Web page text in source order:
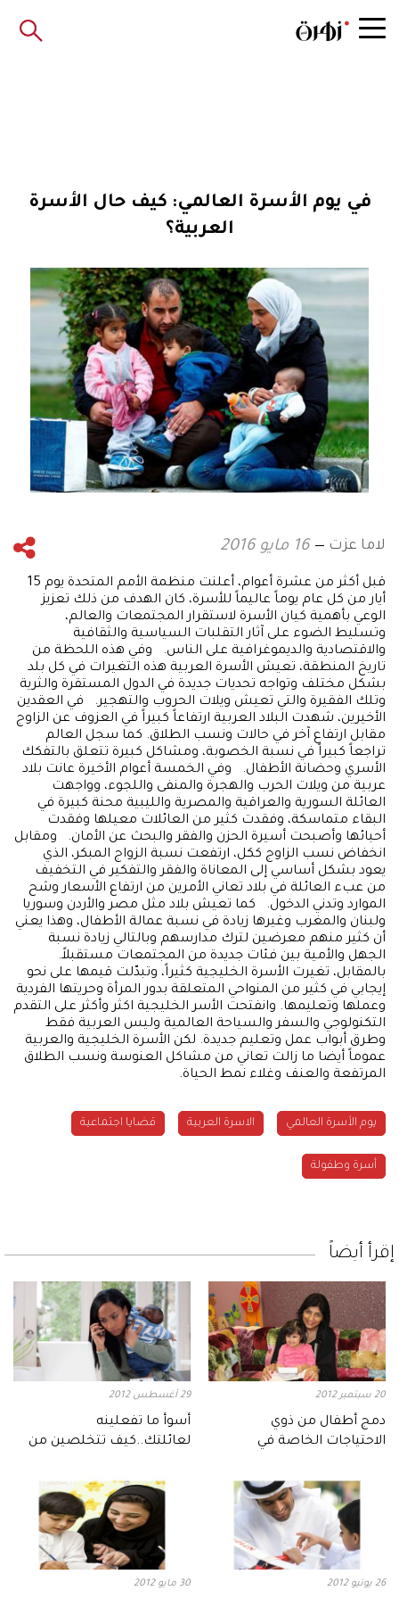
في يوم الأسرة العالمي: كيف حال الأسرة
العربية؟
لاما عزت 16 مايو 2016
قبل أكثر من عشرة أعوام، أعلنت منظمة الأمم المتحدة يوم 15
أيار من كل عام يوماً عاليماً للأسرة، كان الهدف من ذلك تعزيز
الوعي بأهمية كيان الأسرة لاستقرار المجتمعات والعالم،
وتسليط الضوء على آثار التقلبات السياسية والثقافية
والاقتصادية والديموغرافية على الناس. وفي هذه اللحظة من
تاريخ المنطقة، تعيش الأسرة العربية هذه التغيرات في كل بلد
بشكل مختلف وتواجه تحديات جديدة في الدول المستقرة والثرية
وتلك الفقيرة والتي تعيش ويلات الحروب والتهجير. في العقدين
الأخيرين، شهدت البلاد العربية ارتفاعاً كبيراً في العزوف عن الزاوج
مقابل ارتفاع آخر في حالات ونسب الطلاق. كما سجل العالم
تراجعاً كبيراً في نسبة الخصوبة، ومشاكل كبيرة تتعلق بالتفكك
الأسري وحضانة الأطفال. وفي الخمسة أعوام الأخيرة عانت بلاد
عربية من ويلات الحرب والهجرة والمنفى واللجوء، وواجهت
العائلة السورية والعراقية والمصرية والليبية محنة كبيرة في
البقاء متماسكة، وفقدت كثير من العائلات معيلها وفقدت
أحبائها وأصبحت أسيرة الحزن والفقر والبحث عن الأمان. ومقابل
انخفاض نسب الزاوج ككل، ارتفعت نسبة الزواج المبكر، الذي
يعود بشكل أساسي إلى المعاناة والفقر والتفكير في التخفيف
من عبء العائلة في بلاد تعاني الأمرين من ارتفاع الأسعار وشح
الموارد وتدني الدخول. كما تعيش بلاد مثل مصر والأردن وسوريا
ولبنان والمغرب وغيرها زيادة في نسبة عمالة الأطفال، وهذا يعني
أن كثير منهم معرضين لترك مدارسهم وبالتالي زيادة نسبة
الجهل والأمية بين فئات جديدة من المجتمعات مستقبلاً.
بالمقابل، تغيرت الأسرة الخليجية كثيراً، وتبدّلت قيمها على نحو
إيجابي في كثير من المنواحي المتعلقة بدور المرأة وحريتها الفردية
وعملها وتعليمها. وانفتحت الأسر الخليجية اكثر وأكثر على التقدم
التكنولوجي والسفر والسياحة العالمية وليس العربية فقط
وطرق أبواب عمل وتعليم جديدة. لكن الأسرة الخليجية والعربية
عموماً أيضا ما زالت تعاني من مشاكل العنوسة ونسب الطلاق
المرتفعة والعنف وغلاء نمط الحياة.
يوم الأسرة العالمي الاسرة العربية قضايا اجتماعية
أسرة وطفولة
إقرأ أيضاً
20 سبتمبر 2012
دمج أطفال من ذوي
الاحتياجات الخاصة في
29 أغسطس 2012
أسوأ ما تفعلينه
لعائلتك..كيف تتخلصين من
26 يونيو 2012 30 مايو 2012